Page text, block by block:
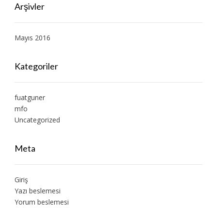
Arşivler
Mayıs 2016
Kategoriler
fuatguner
mfo
Uncategorized
Meta
Giriş
Yazı beslemesi
Yorum beslemesi